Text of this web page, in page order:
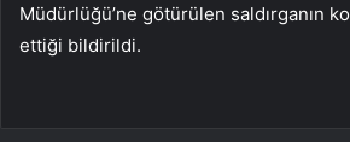
Müdürlüğü’ne götürülen saldırganın
ettiği bildirildi.